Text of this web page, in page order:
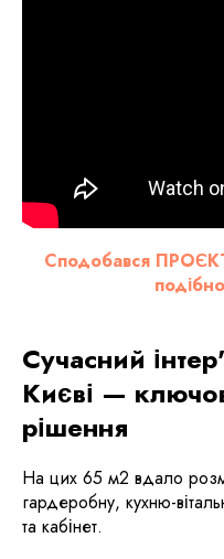
Сподобався
Сучасний
Києві —
рішення
На цих 65 м2 вдало
гардеробну, кухню-
та кабінет.